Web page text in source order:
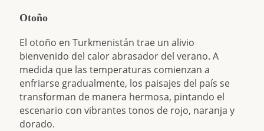
Otoño
El otoño en Turkmenistán trae un alivio
bienvenido del calor abrasador del verano. A
medida que las temperaturas comienzan a
enfriarse gradualmente, los paisajes del país se
transforman de manera hermosa, pintando el
escenario con vibrantes tonos de rojo, naranja y
dorado.